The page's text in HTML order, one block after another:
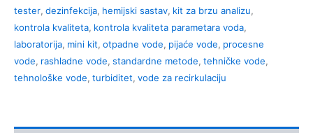
tester, dezinfekcija, hemijski sastav, kit za brzu analizu,
kontrola kvaliteta, kontrola kvaliteta parametara voda,
laboratorija, mini kit, otpadne vode, pijaće vode, procesne
vode, rashladne vode, standardne metode, tehničke vode,
tehnološke vode, turbiditet, vode za recirkulaciju